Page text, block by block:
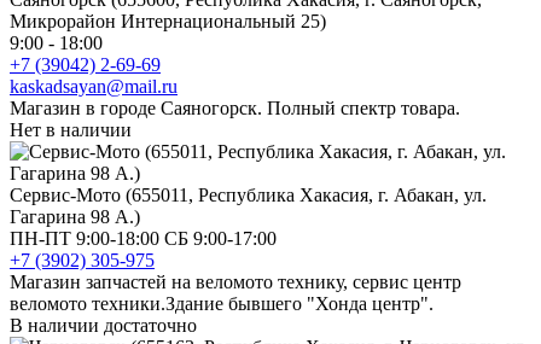
Микрорайон Интернациональный 25)
9:00 - 18:00
+7 (39042) 2-69-69
kaskadsayan@mail.ru
Магазин в городе Саяногорск. Полный спектр товара.
Нет в наличии
Сервис-Мото (655011, Республика Хакасия, г. Абакан, ул.
Гагарина 98 А.)
ПН-ПТ 9:00-18:00 СБ 9:00-17:00
+7 (3902) 305-975
Магазин запчастей на веломото технику, сервис центр
веломото техники.Здание бывшего "Хонда центр".
В наличии достаточно